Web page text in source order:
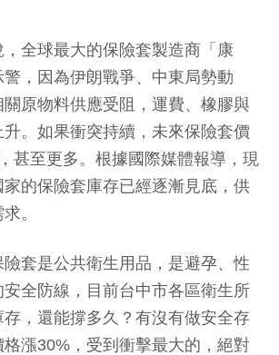
全球最大的保險套製造商「康
，因為伊朗戰爭、中東局勢動
原物料供應受阻，運費、橡膠與
。如果衝突持續，未來保險套價
甚至更多。根據國際媒體報導，現
的保險套庫存已經逐漸見底，供
。
套是公共衛生用品，是避孕、性
全防線，目前台中市各區衛生所
，還能撐多久？有沒有做安全存
漲30%，受到衝擊最大的，絕對